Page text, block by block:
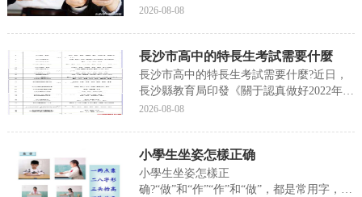
證明一個人的求學經曆的證書。學曆證書是
的學習任務的受教育者所頒發的文憑。總的
來說學曆是...
2026-08-08
長沙市高中的特長生考試需要什麼
長沙市高中的特長生考試需要什麼?近日，
長沙縣教育局印發《關于認真做好2022年初
中畢業生藝體，我來為大家講解一下關于長
需要什麼近日，長沙縣教育局印發《關于認
真做好2...
2026-08-08
小學生坐姿怎樣正确
小學生坐姿怎樣正
确?“做”和“作”“作”和“做”，都是常用字，音